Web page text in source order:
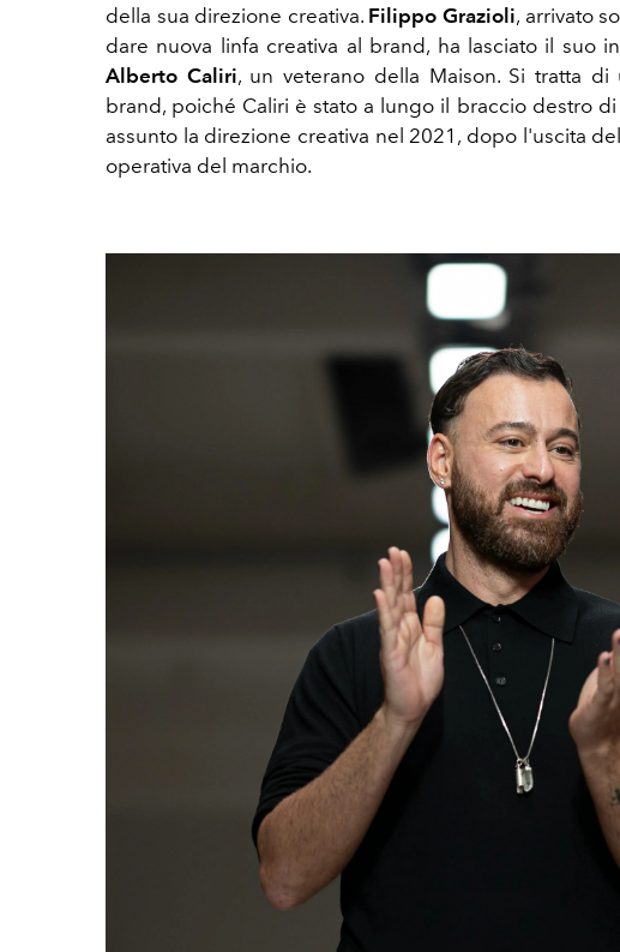
della sua direzione creativa. Filippo Grazioli, arrivato
dare nuova linfa creativa al brand, ha lasciato il suo
Alberto Caliri, un veterano della Maison. Si tratta
brand, poiché Caliri è stato a lungo il braccio destro di
assunto la direzione creativa nel 2021, dopo l'uscita
operativa del marchio.